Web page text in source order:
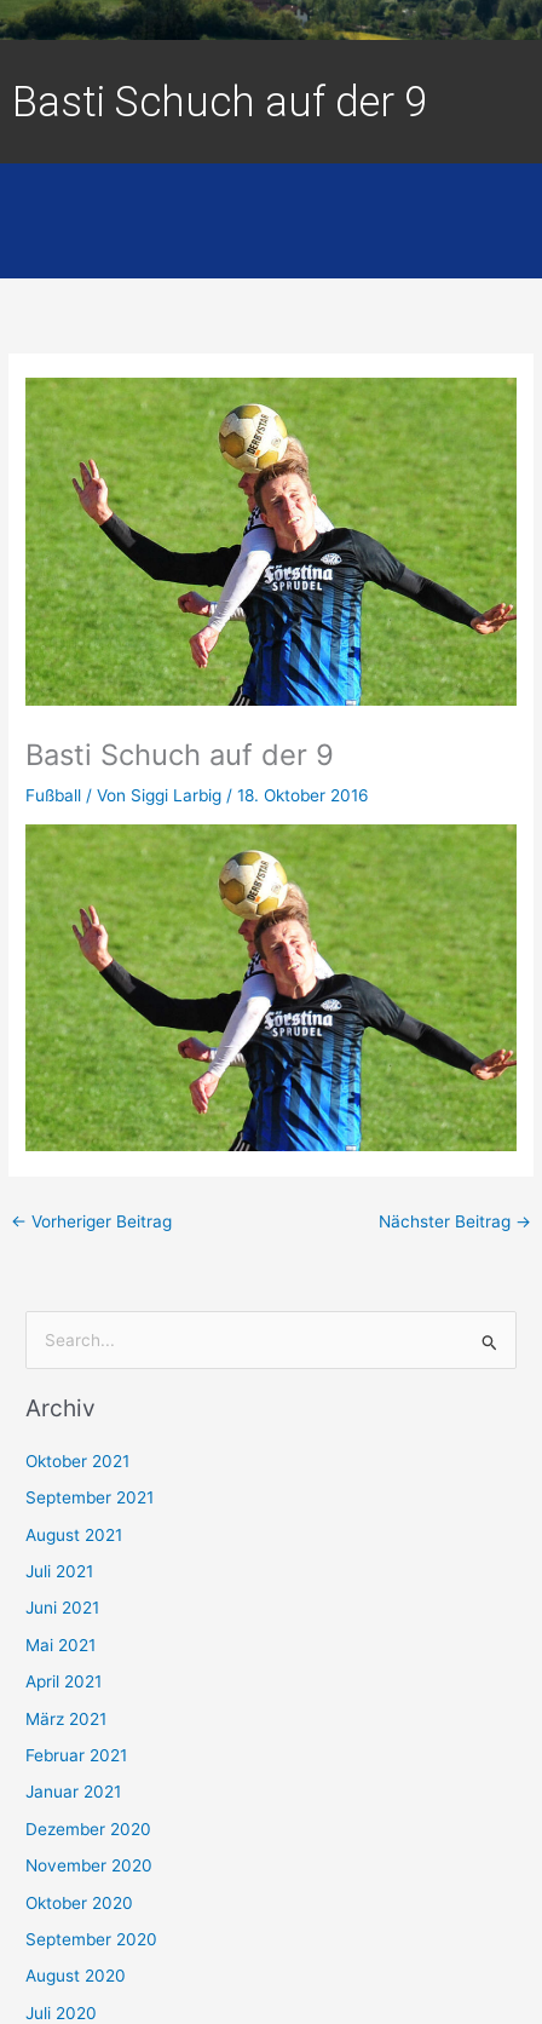
Basti Schuch auf der 9
Basti Schuch auf der 9
Fußball / Von Siggi Larbig/18. Oktober 2016
← Vorheriger Beitrag Nächster Beitrag →
c
n
n
a
c
h
:
Archiv
Oktober 2021
September 2021
August 2021
Juli 2021
Juni 2021
Mai 2021
April 2021
März 2021
Februar 2021
Januar 2021
Dezember 2020
November 2020
Oktober 2020
September 2020
August 2020
Juli 2020